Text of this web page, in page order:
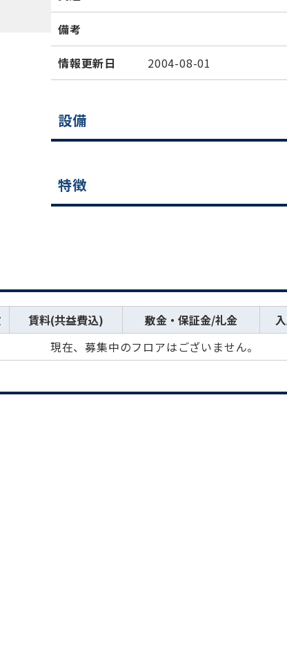
備考
情報更新日 2004-08-01
設備
特徴
賃料(共益費込) 敷金・保証金/礼金
現在、募集中のフロアはございません。